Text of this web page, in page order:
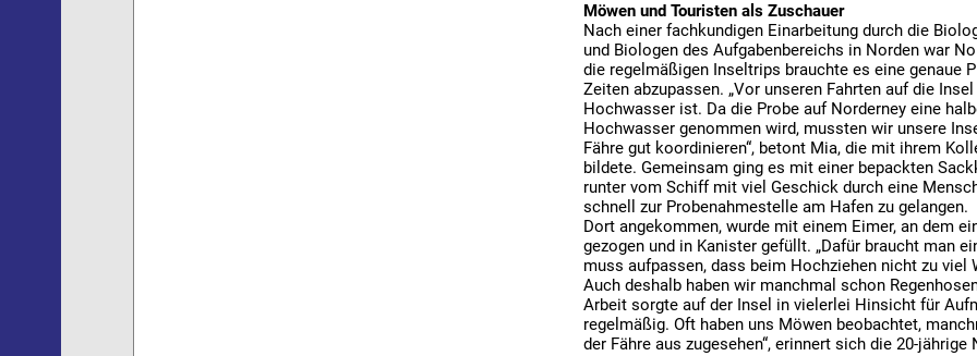
Möwen und Touristen als Zuschauer
Nach einer fachkundigen Einarbeitung durch die
und Biologen des Aufgabenbereichs in Norden war
die regelmäßigen Inseltrips brauchte es eine genaue
Zeiten abzupassen. „Vor unseren Fahrten auf die
Hochwasser ist. Da die Probe auf Norderney eine
Hochwasser genommen wird, mussten wir unsere
Fähre gut koordinieren“, betont Mia, die mit ihrem
bildete. Gemeinsam ging es mit einer bepackten
runter vom Schiff mit viel Geschick durch eine
schnell zur Probenahmestelle am Hafen zu gelangen.
Dort angekommen, wurde mit einem Eimer, an dem
gezogen und in Kanister gefüllt. „Dafür braucht man
muss aufpassen, dass beim Hochziehen nicht zu viel
Auch deshalb haben wir manchmal schon
Arbeit sorgte auf der Insel in vielerlei Hinsicht für
regelmäßig. Oft haben uns Möwen beobachtet,
der Fähre aus zugesehen“, erinnert sich die 20-jährige